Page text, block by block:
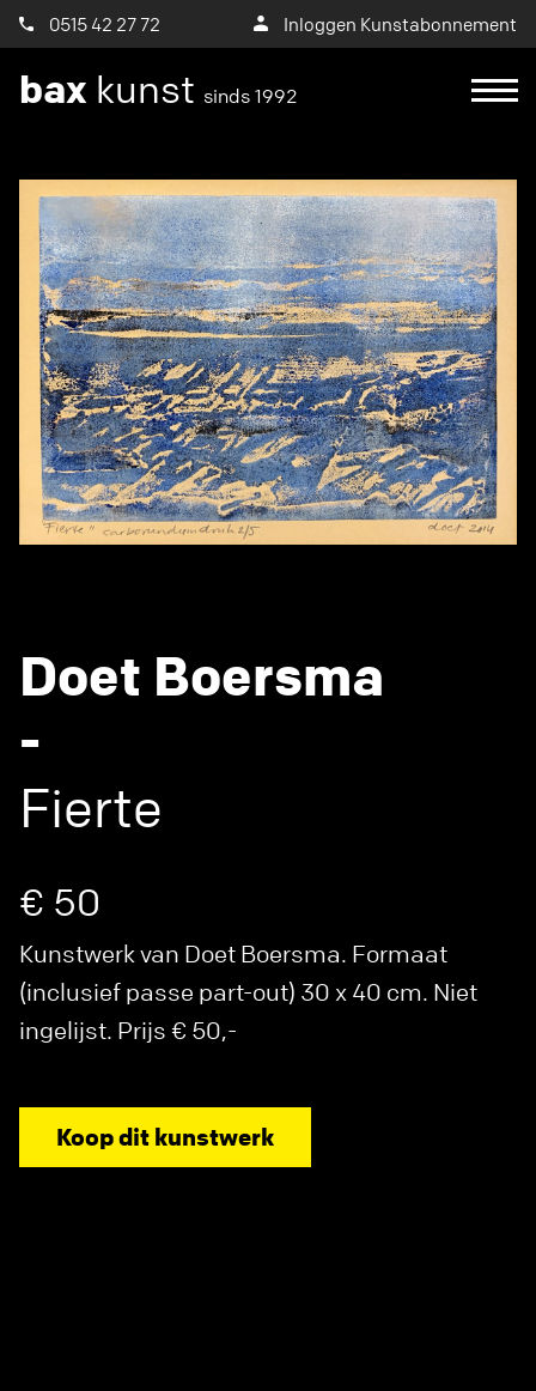
0515 42 27 72 Inloggen Kunstabonnement
bax kunst sinds 1992
Doet Boersma
-
Fierte
€ 50
Kunstwerk van Doet Boersma. Formaat
(inclusief passe part-out) 30 x 40 cm. Niet
ingelijst. Prijs € 50,-
Koop dit kunstwerk